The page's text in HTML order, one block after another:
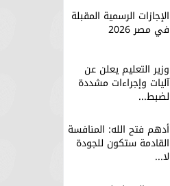
الإجازات الرسمية المقبلة
في مصر 2026
وزير التعليم يعلن عن
آليات وإجراءات مشددة
لضبط...
أدهم فتح الله: المنافسة
القادمة ستكون للجودة
لا...